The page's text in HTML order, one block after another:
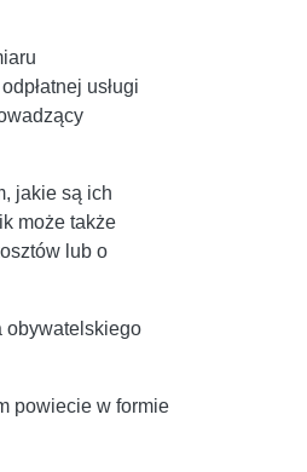
usługi
jakie są ich
może także
lub o
obywatelskiego
powiecie w formie